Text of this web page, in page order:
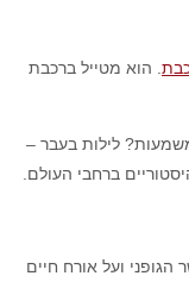
. הוא מטייל ברכבת
לילות בעבר –
ברחבי העולם.
הגופני ועל אורח חיים